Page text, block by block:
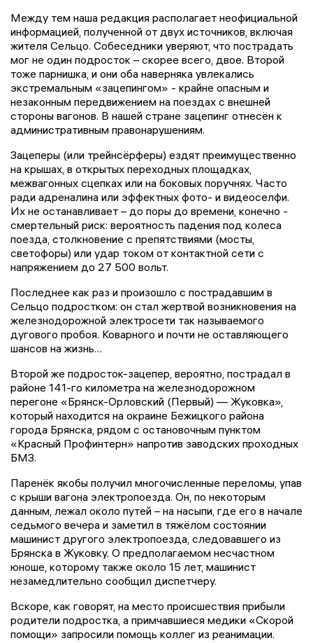
Между тем наша редакция располагает неофициальной
информацией, полученной от двух источников, включая
жителя Сельцо. Собеседники уверяют, что пострадать
мог не один подросток – скорее всего, двое. Второй
тоже парнишка, и они оба наверняка увлекались
экстремальным «зацепингом» - крайне опасным и
незаконным передвижением на поездах с внешней
стороны вагонов. В нашей стране зацепинг отнесён к
административным правонарушениям.
Зацеперы (или трейнсёрферы) ездят преимущественно
на крышах, в открытых переходных площадках,
межвагонных сцепках или на боковых поручнях. Часто
ради адреналина или эффектных фото- и видеоселфи.
Их не останавливает – до поры до времени, конечно -
смертельный риск: вероятность падения под колеса
поезда, столкновение с препятствиями (мосты,
светофоры) или удар током от контактной сети с
напряжением до 27 500 вольт.
Последнее как раз и произошло с пострадавшим в
Сельцо подростком: он стал жертвой возникновения на
железнодорожной электросети так называемого
дугового пробоя. Коварного и почти не оставляющего
шансов на жизнь…
Второй же подросток-зацепер, вероятно, пострадал в
районе 141-го километра на железнодорожном
перегоне «Брянск-Орловский (Первый) — Жуковка»,
который находится на окраине Бежицкого района
города Брянска, рядом с остановочным пунктом
«Красный Профинтерн» напротив заводских проходных
БМЗ.
Паренёк якобы получил многочисленные переломы, упав
с крыши вагона электропоезда. Он, по некоторым
данным, лежал около путей – на насыпи, где его в начале
седьмого вечера и заметил в тяжёлом состоянии
машинист другого электропоезда, следовавшего из
Брянска в Жуковку. О предполагаемом несчастном
юноше, которому также около 15 лет, машинист
незамедлительно сообщил диспетчеру.
Вскоре, как говорят, на место происшествия прибыли
родители подростка, а примчавшиеся медики «Скорой
помощи» запросили помощь коллег из реанимации.